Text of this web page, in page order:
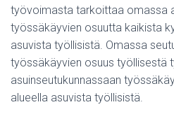
työvoimasta tarkoittaa omassa
työssäkäyvien osuutta kaikista
asuvista työllisistä. Omassa
työssäkäyvien osuus työllisestä
asuinseutukunnassaan
alueella asuvista työllisistä.